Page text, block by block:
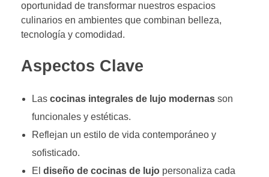
oportunidad de transformar nuestros espacios
culinarios en ambientes que combinan belleza,
tecnología y comodidad.
Aspectos Clave
Las cocinas integrales de lujo modernasson
funcionales y estéticas.
Reflejan un estilo de vida contemporáneo y
sofisticado.
El diseño de cocinas de lujopersonaliza cada